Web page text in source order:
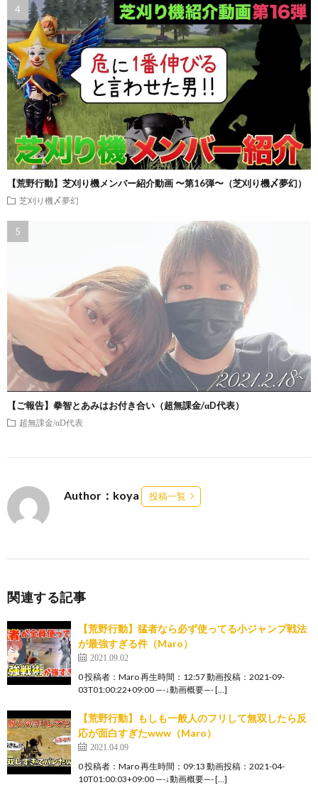
【荒野行動】芝刈り機メンバー紹介動画 〜第16弾〜（芝刈り機〆夢幻）
芝刈り機〆夢幻
【ご報告】拳智とあみはお付き合い（超無課金/αD代表）
超無課金/αD代表
Author：koya 投稿一覧
関連する記事
【荒野行動】猛者なら必ず使ってる小ジャンプ戦法
が最強すぎる件（Maro）
2021.09.02
0 投稿者：Maro 再生時間：12:57 動画投稿：2021-09-
03T01:00:22+09:00 —-↓動画概要—- […]
【荒野行動】もしも一般人のフリして無双したら反
応が面白すぎたwww（Maro）
2021.04.09
0 投稿者：Maro 再生時間：09:13 動画投稿：2021-04-
10T01:00:03+09:00 —-↓動画概要—- […]